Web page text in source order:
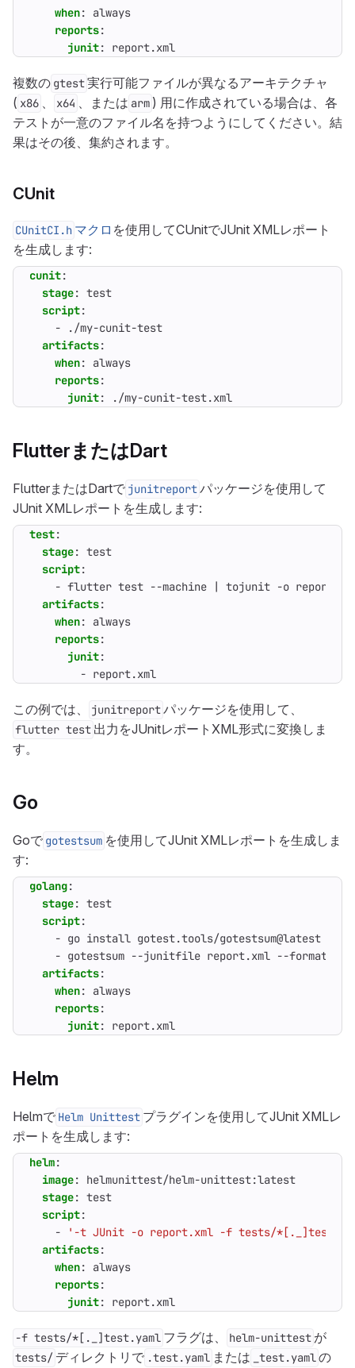
when:
always
reports:
junit: report.xml
複数の gtest実行可能ファイルが異なるアーキテクチャ
( x86 、 x64 、または arm ) 用に作成されている場合は、各
テストが一意のファイル名を持つようにしてください。結
果はその後、集約されます。
CUnit
CUnitCI.h マクロ を使用してCUnitでJUnit XMLレポート
を生成します:
cunit:
stage: test
script:
-
./my-cunit-test
artifacts:
when:
always
reports:
junit: ./my-cunit-test.xml
FlutterまたはDart
FlutterまたはDartで junitreportパッケージを使用して
JUnit XMLレポートを生成します:
test:
stage: test
script:
- flutter test --machine | tojunit -o
artifacts:
when:
always
reports:
junit:
- report.xml
この例では、 junitreportパッケージを使用して、
flutter test 出力をJUnitレポートXML形式に変換しま
す。
Go
Goで gotestsum を使用してJUnit XMLレポートを生成しま
す:
golang:
stage: test
script:
- go install gotest.tools/gotestsum@latest
- gotestsum --junitfile report.xml --format
artifacts:
when:
always
reports:
junit: report.xml
Helm
Helmで Helm Unittest プラグインを使用してJUnit XMLレ
ポートを生成します:
helm:
image:
helmunittest/helm-unittest:latest
stage: test
script:
-
'-t JUnit -o report.xml -f tests/
artifacts:
when:
always
reports:
junit: report.xml
-f tests/*[._]test.yaml フラグは、 helm-unittest が
tests/ ディレクトリで .test.yaml または _test.yamlの